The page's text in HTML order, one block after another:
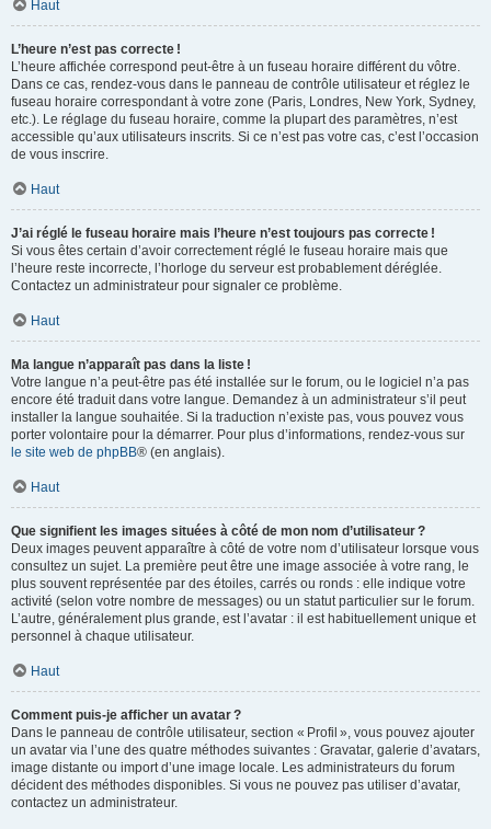
Haut
L’heure n’est pas correcte !
L’heure affichée correspond peut-être à un fuseau horaire différent du vôtre.
Dans ce cas, rendez-vous dans le panneau de contrôle utilisateur et réglez le
fuseau horaire correspondant à votre zone (Paris, Londres, New York, Sydney,
etc.). Le réglage du fuseau horaire, comme la plupart des paramètres, n’est
accessible qu’aux utilisateurs inscrits. Si ce n’est pas votre cas, c’est l’occasion
de vous inscrire.
Haut
J’ai réglé le fuseau horaire mais l’heure n’est toujours pas correcte !
Si vous êtes certain d’avoir correctement réglé le fuseau horaire mais que
l’heure reste incorrecte, l’horloge du serveur est probablement déréglée.
Contactez un administrateur pour signaler ce problème.
Haut
Ma langue n’apparaît pas dans la liste !
Votre langue n’a peut-être pas été installée sur le forum, ou le logiciel n’a pas
encore été traduit dans votre langue. Demandez à un administrateur s’il peut
installer la langue souhaitée. Si la traduction n’existe pas, vous pouvez vous
porter volontaire pour la démarrer. Pour plus d’informations, rendez-vous sur
le site web de phpBB® (en anglais).
Haut
Que signifient les images situées à côté de mon nom d’utilisateur ?
Deux images peuvent apparaître à côté de votre nom d’utilisateur lorsque vous
consultez un sujet. La première peut être une image associée à votre rang, le
plus souvent représentée par des étoiles, carrés ou ronds : elle indique votre
activité (selon votre nombre de messages) ou un statut particulier sur le forum.
L’autre, généralement plus grande, est l’avatar : il est habituellement unique et
personnel à chaque utilisateur.
Haut
Comment puis-je afficher un avatar ?
Dans le panneau de contrôle utilisateur, section « Profil », vous pouvez ajouter
un avatar via l’une des quatre méthodes suivantes : Gravatar, galerie d’avatars,
image distante ou import d’une image locale. Les administrateurs du forum
décident des méthodes disponibles. Si vous ne pouvez pas utiliser d’avatar,
contactez un administrateur.